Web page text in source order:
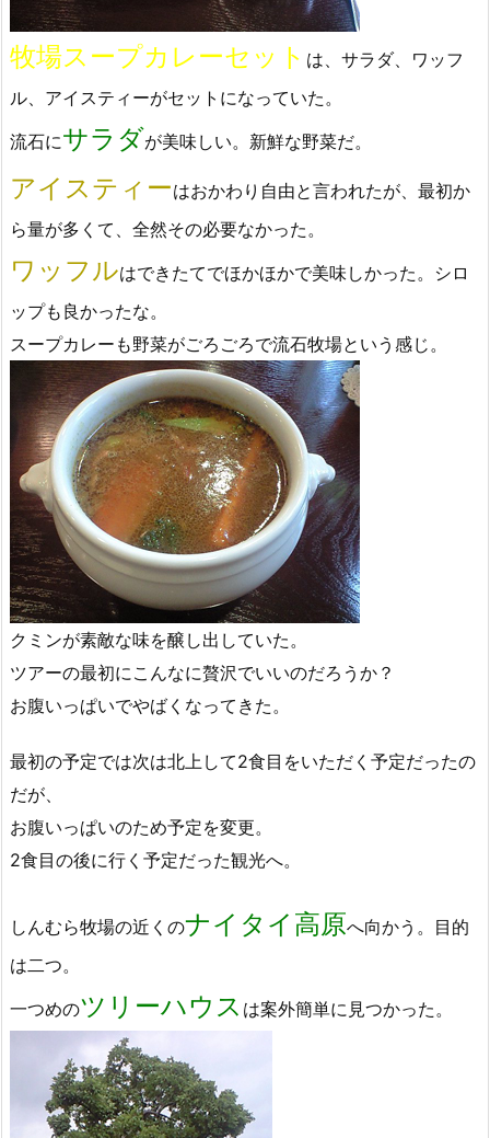
牧場スープカレーセット は、サラダ、ワッフ
ル、アイスティーがセットになっていた。
流石にサラダが美味しい。新鮮な野菜だ。
アイスティーはおかわり自由と言われたが、最初か
ら量が多くて、全然その必要なかった。
ワッフルはできたてでほかほかで美味しかった。シロ
ップも良かったな。
スープカレーも野菜がごろごろで流石牧場という感じ。
クミンが素敵な味を醸し出していた。
ツアーの最初にこんなに贅沢でいいのだろうか？
お腹いっぱいでやばくなってきた。
最初の予定では次は北上して2食目をいただく予定だったの
だが、
お腹いっぱいのため予定を変更。
2食目の後に行く予定だった観光へ。
しんむら牧場の近くのナイタイ高原へ向かう。目的
は二つ。
一つめのツリーハウス は案外簡単に見つかった。